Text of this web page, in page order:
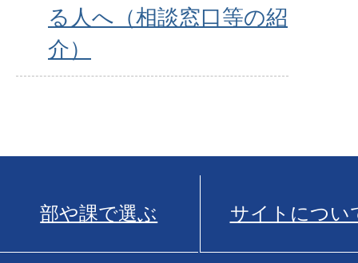
る人へ（相談窓口等の紹
介）
部や課で選ぶ サイトについ